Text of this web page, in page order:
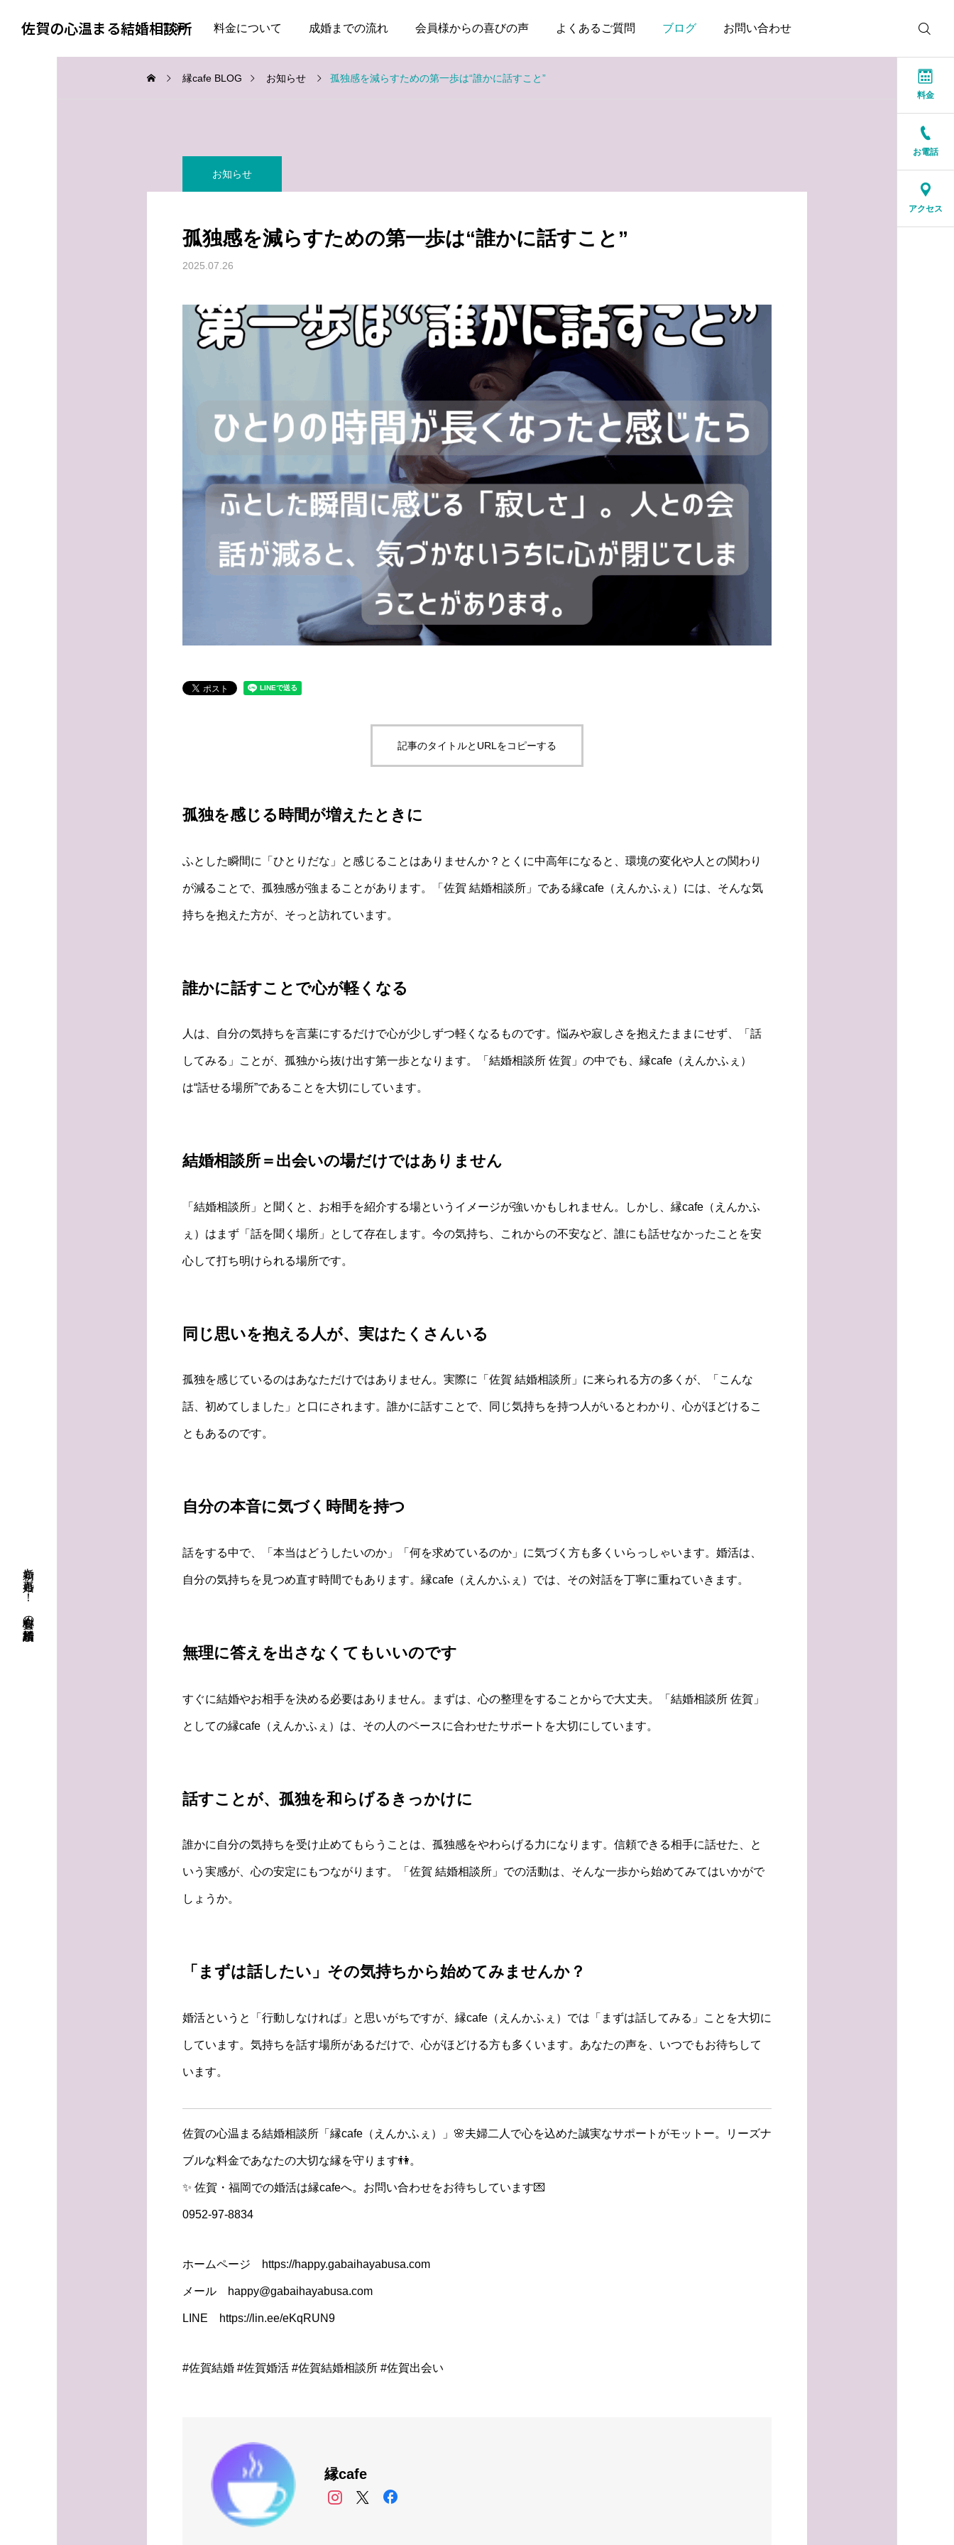
佐賀の心温まる結婚相談所
TOP 料金について 成婚までの流れ 会員様からの喜びの声 よくあるご質問 ブログ お問い合わせ
る
いい
結婚相談所に来る人は、
初婚も再婚も！ 安心料金の結婚相談所
料金
お電話
アクセス
縁cafe BLOG お知らせ 孤独感を減らすための第一歩は“誰かに話すこと”
お知らせ
孤独感を減らすための第一歩は“誰かに話すこと”
2025.07.26
記事のタイトルとURLをコピーする
孤独を感じる時間が増えたときに
ふとした瞬間に「ひとりだな」と感じることはありませんか？とくに中高年になると、環境の変化や人との関わり
が減ることで、孤独感が強まることがあります。「佐賀 結婚相談所」である縁cafe（えんかふぇ）には、そんな気
持ちを抱えた方が、そっと訪れています。
誰かに話すことで心が軽くなる
人は、自分の気持ちを言葉にするだけで心が少しずつ軽くなるものです。悩みや寂しさを抱えたままにせず、「話
してみる」ことが、孤独から抜け出す第一歩となります。「結婚相談所 佐賀」の中でも、縁cafe（えんかふぇ）
は“話せる場所”であることを大切にしています。
結婚相談所＝出会いの場だけではありません
「結婚相談所」と聞くと、お相手を紹介する場というイメージが強いかもしれません。しかし、縁cafe（えんかふ
ぇ）はまず「話を聞く場所」として存在します。今の気持ち、これからの不安など、誰にも話せなかったことを安
心して打ち明けられる場所です。
同じ思いを抱える人が、実はたくさんいる
孤独を感じているのはあなただけではありません。実際に「佐賀 結婚相談所」に来られる方の多くが、「こんな
話、初めてしました」と口にされます。誰かに話すことで、同じ気持ちを持つ人がいるとわかり、心がほどけるこ
ともあるのです。
自分の本音に気づく時間を持つ
話をする中で、「本当はどうしたいのか」「何を求めているのか」に気づく方も多くいらっしゃいます。婚活は、
自分の気持ちを見つめ直す時間でもあります。縁cafe（えんかふぇ）では、その対話を丁寧に重ねていきます。
無理に答えを出さなくてもいいのです
すぐに結婚やお相手を決める必要はありません。まずは、心の整理をすることからで大丈夫。「結婚相談所 佐賀」
としての縁cafe（えんかふぇ）は、その人のペースに合わせたサポートを大切にしています。
話すことが、孤独を和らげるきっかけに
誰かに自分の気持ちを受け止めてもらうことは、孤独感をやわらげる力になります。信頼できる相手に話せた、と
いう実感が、心の安定にもつながります。「佐賀 結婚相談所」での活動は、そんな一歩から始めてみてはいかがで
しょうか。
「まずは話したい」その気持ちから始めてみませんか？
婚活というと「行動しなければ」と思いがちですが、縁cafe（えんかふぇ）では「まずは話してみる」ことを大切に
しています。気持ちを話す場所があるだけで、心がほどける方も多くいます。あなたの声を、いつでもお待ちして
います。
佐賀の心温まる結婚相談所「縁cafe（えんかふぇ）」🌸夫婦二人で心を込めた誠実なサポートがモットー。リーズナ
ブルな料金であなたの大切な縁を守ります👫。
✨ 佐賀・福岡での婚活は縁cafeへ。お問い合わせをお待ちしています💌
0952-97-8834
ホームページ https://happy.gabaihayabusa.com
メール happy@gabaihayabusa.com
LINE https://lin.ee/eKqRUN9
#佐賀結婚 #佐賀婚活 #佐賀結婚相談所 #佐賀出会い
縁cafe